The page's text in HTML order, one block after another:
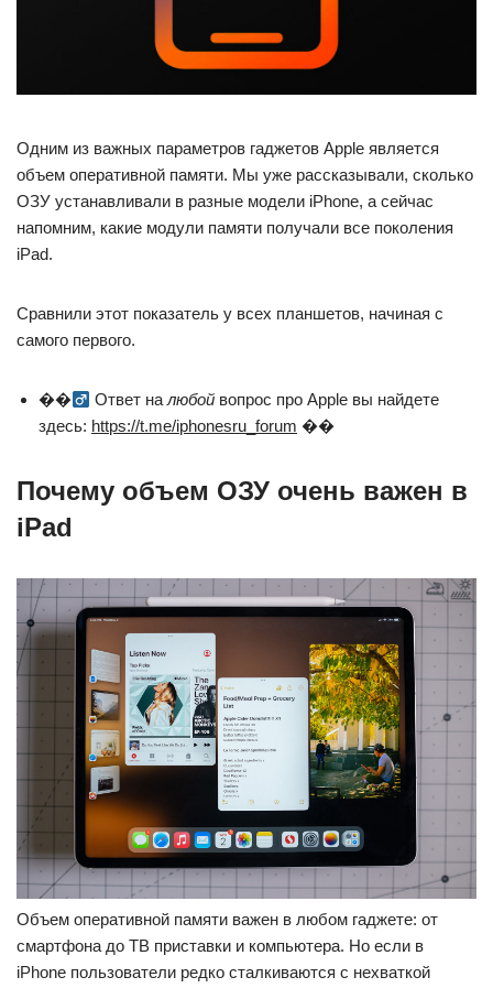
Одним из важных параметров гаджетов Apple является
объем оперативной памяти. Мы уже рассказывали, сколько
ОЗУ устанавливали в разные модели iPhone, а сейчас
напомним, какие модули памяти получали все поколения
iPad.
Сравнили этот показатель у всех планшетов, начиная с
самого первого.
��‍ Ответ налюбой вопрос про Apple вы найдете
здесь: https://t.me/iphonesru_forum ��
Почему объем ОЗУ очень важен в
iPad
Объем оперативной памяти важен в любом гаджете: от
смартфона до ТВ приставки и компьютера. Но если в
iPhone пользователи редко сталкиваются с нехваткой